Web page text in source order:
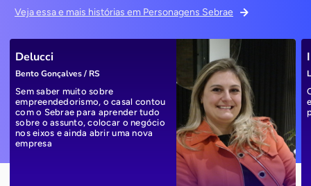
Veja essa e mais histórias em Personagens Sebrae
Delucci
Bento Gonçalves / RS
Sem saber muito sobre
empreendedorismo, o casal contou
com o Sebrae para aprender tudo
sobre o assunto, colocar o negócio
nos eixos e ainda abrir uma nova
empresa